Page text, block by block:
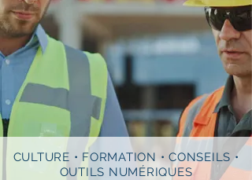
CULTURE • FORMATION • CONSEILS •
OUTILS NUMÉRIQUES